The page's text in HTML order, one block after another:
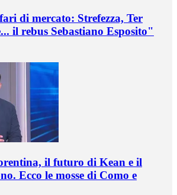
di mercato: Strefezza, Ter
il rebus Sebastiano Esposito"
il futuro di Kean e il
Ecco le mosse di Como e